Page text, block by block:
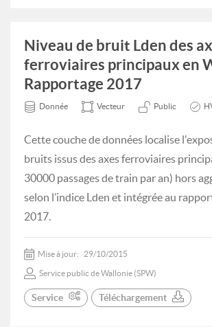
Niveau de bruit Lden des
ferroviaires principaux en
Rapportage 2017
Donnée Vecteur Public
Cette couche de données localise
bruits issus des axes ferroviaires
30000 passages de train par an) hors
selon l’indice Lden et intégrée au
2017.
Mise à jour: 29/10/2015
Service public de Wallonie (SPW)
Service Téléchargement